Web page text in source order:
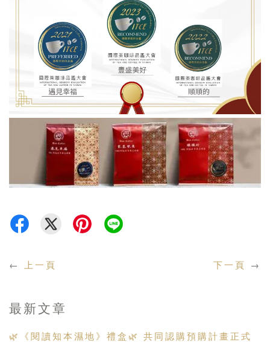
← 上一頁 下一頁 →
最新文章
🌿《閱讀知本濕地》禮盒🌿 共同認購預購計畫正式